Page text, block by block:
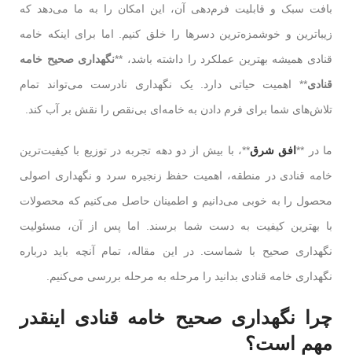
بافت سبک و قابلیت فرم‌دهی آن، این امکان را به ما می‌دهد که
زیباترین و خوشمزه‌ترین دسرها را خلق کنیم. اما برای اینکه خامه
قنادی همیشه بهترین عملکرد را داشته باشد، **نگهداری صحیح خامه
قنادی** اهمیت حیاتی دارد. یک نگهداری نادرست می‌تواند تمام
تلاش‌های شما برای فرم دادن به خامه‌ای بی‌نقص را نقش بر آب کند.
ما در **افق شرق**، با بیش از دو دهه تجربه در توزیع با کیفیت‌ترین
خامه قنادی در منطقه، اهمیت حفظ زنجیره سرد و نگهداری اصولی
محصول را به خوبی می‌دانیم و اطمینان حاصل می‌کنیم که محصولات
با بهترین کیفیت به دست شما برسند. اما پس از آن، مسئولیت
نگهداری صحیح با شماست. در این مقاله، تمام آنچه باید درباره
نگهداری خامه قنادی بدانید را مرحله به مرحله بررسی می‌کنیم.
چرا نگهداری صحیح خامه قنادی اینقدر
مهم است؟